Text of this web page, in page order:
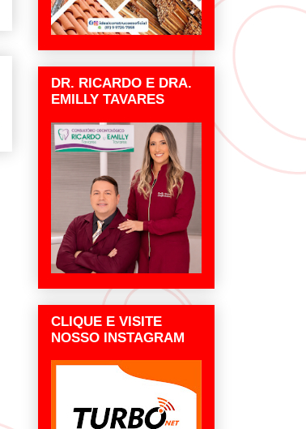
DR. RICARDO E DRA.
EMILLY TAVARES
CLIQUE E VISITE
NOSSO INSTAGRAM